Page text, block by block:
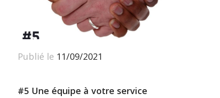
Publié le 11/09/2021
#5 Une équipe à votre service